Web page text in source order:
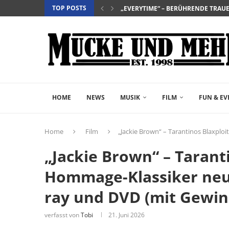
TOP POSTS
„NIGHTBORN“ – WENN
„INSIDIOUS: OUT OF THE
„THE FAST AND THE FURIOUS“ –
„SALZ UND WASSER – MIT DER
„PALÄSTINA 36“ – DAS HISTORIEN-
„GELIEBTER SPINNER“ – JOHN
„PAW PATROL: DER DINO FILM“ –
HOME NEWS MUSIK FILM FUN &
Home Film „Jackie Brown“ – Tarantinos
„Jackie Brown“ –
Hommage-Klassiker
ray und DVD (mit
verfasst vonTobi 21. Juni 2026